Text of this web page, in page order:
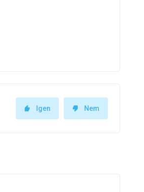
Igen Nem